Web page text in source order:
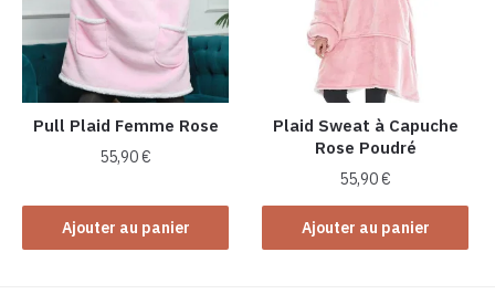
Pull Plaid Femme Rose
55,90€
Ajouter au panier
Plaid Sweat à Capuche
Rose Poudré
55,90€
Ajouter au panier